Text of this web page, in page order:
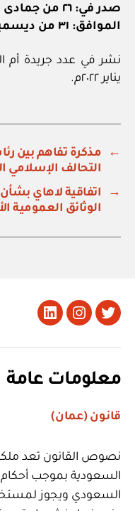
صدر في: ٢٦ من جمادى الأولى ١٤٤٣هـ
الموافق: ٣١ من ديسمبر ٢٠٢١م
يناير ٢٠٢٢م.
←
مذكرة تفاهم بين
التحالف الإسلامي
→
اتفاقية لاهاي
الوثائق العمومية
تويتر Instagram
LinkedIn
معلومات عامة
قانون (عمان)
نصوص القانون تعد ملكا
السعودية بموجب
السعودي ويجوز